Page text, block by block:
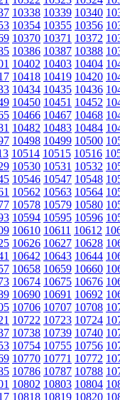
10338 10339 10340
10354 10355 10356
10370 10371 10372
10386 10387 10388
10402 10403 10404
10418 10419 10420
10434 10435 10436
10450 10451 10452
10466 10467 10468
10482 10483 10484
10498 10499 10500
10514 10515 10516
10530 10531 10532
10546 10547 10548
10562 10563 10564
10578 10579 10580
10594 10595 10596
10610 10611 10612
10626 10627 10628
10642 10643 10644
10658 10659 10660
10674 10675 10676
10690 10691 10692
10706 10707 10708
10722 10723 10724
10738 10739 10740
10754 10755 10756
10770 10771 10772
10786 10787 10788
10802 10803 10804
10818 10819 10820